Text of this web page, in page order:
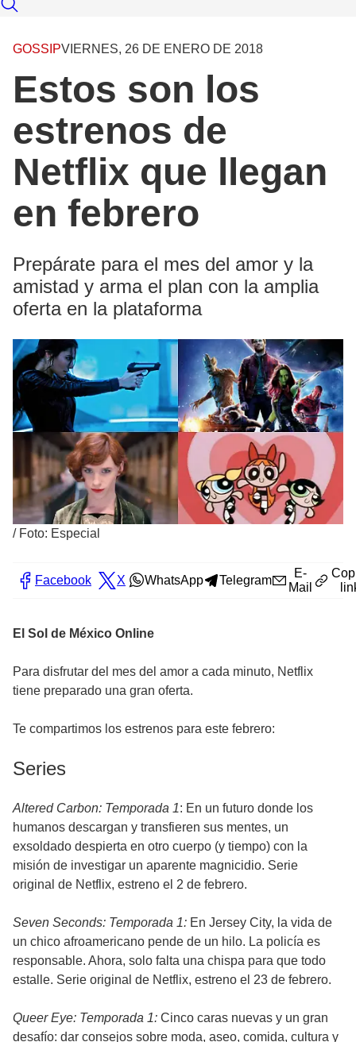
GOSSIPVIERNES, 26 DE ENERO DE 2018
Estos son los
estrenos de
Netflix que llegan
en febrero
Prepárate para el mes del amor y la
amistad y arma el plan con la amplia
oferta en la plataforma
/ Foto: Especial
Facebook X WhatsApp Telegram
E-
Mail
El Sol de México Online
Para disfrutar del mes del amor a cada minuto, Netflix
tiene preparado una gran oferta.
Te compartimos los estrenos para este febrero:
Series
Altered Carbon: Temporada 1: En un futuro donde los
humanos descargan y transfieren sus mentes, un
exsoldado despierta en otro cuerpo (y tiempo) con la
misión de investigar un aparente magnicidio. Serie
original de Netflix, estreno el 2 de febrero.
Seven Seconds: Temporada 1: En Jersey City, la vida de
un chico afroamericano pende de un hilo. La policía es
responsable. Ahora, solo falta una chispa para que todo
estalle. Serie original de Netflix, estreno el 23 de febrero.
Queer Eye: Temporada 1: Cinco caras nuevas y un gran
desafío: dar consejos sobre moda, aseo, comida, cultura y